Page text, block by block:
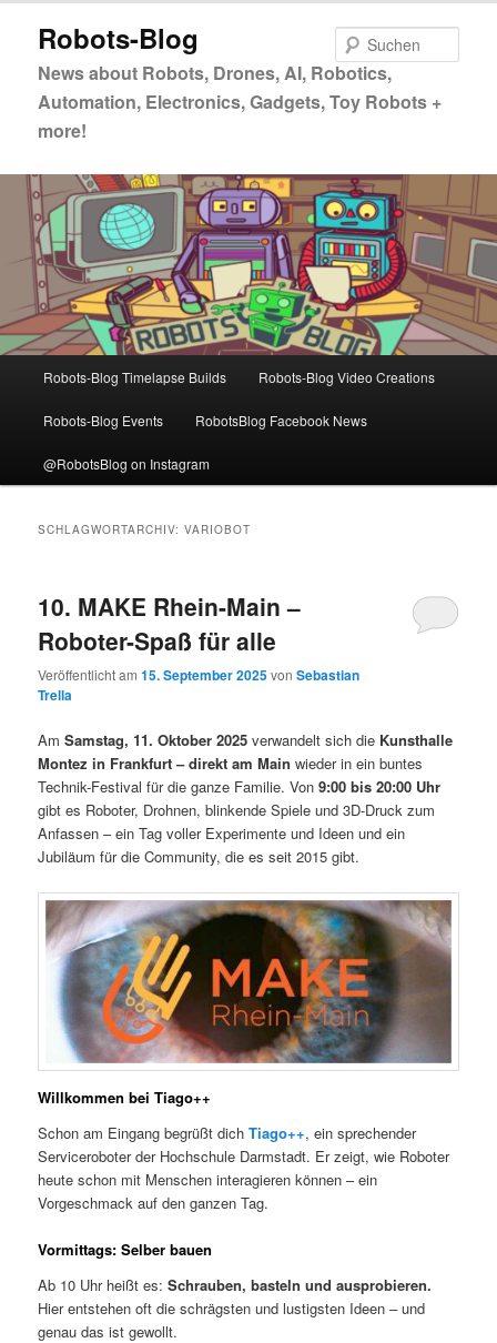
primären
springen
sekundären
springen
Robots-Blog
News about Robots, Drones, AI, Robotics,
Automation, Electronics, Gadgets, Toy Robots +
more!
Robots-Blog Timelapse Builds Robots-Blog Video Creations
Robots-Blog Events RobotsBlog Facebook News
@RobotsBlog on Instagram
SCHLAGWORTARCHIV:VARIOBOT
10. MAKE Rhein-Main –
Roboter-Spaß für alle
Veröffentlicht am15. September 2025vonSebastian
Trella
AmSamstag, 11. Oktober 2025 verwandelt sich die Kunsthalle
Montez in Frankfurt – direkt am Main wieder in ein buntes
Technik-Festival für die ganze Familie. Von9:00 bis 20:00 Uhr
gibt es Roboter, Drohnen, blinkende Spiele und 3D-Druck zum
Anfassen – ein Tag voller Experimente und Ideen und ein
Jubiläum für die Community, die es seit 2015 gibt.
Willkommen bei Tiago++
Schon am Eingang begrüßt dichTiago++, ein sprechender
Serviceroboter der Hochschule Darmstadt. Er zeigt, wie Roboter
heute schon mit Menschen interagieren können – ein
Vorgeschmack auf den ganzen Tag.
Vormittags: Selber bauen
Ab 10 Uhr heißt es:Schrauben, basteln und ausprobieren.
Hier entstehen oft die schrägsten und lustigsten Ideen – und
genau das ist gewollt.